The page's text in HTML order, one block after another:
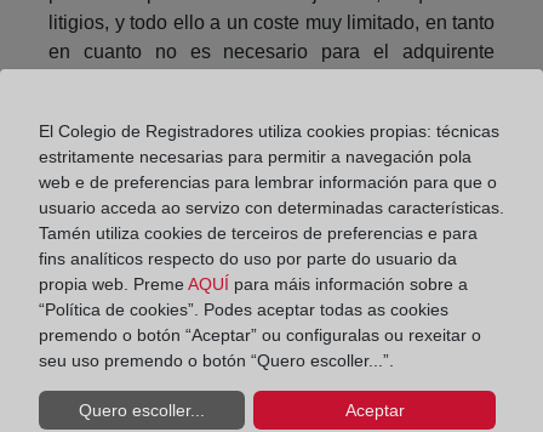
litigios, y todo ello a un coste muy limitado, en tanto
en cuanto no es necesario para el adquirente
necesidad de contratar algún tipo de seguro. En
cuanto a la disminución de la litigiosidad, es
consecuencia directa de la publicidad registral que,
por un lado, dificulta en extremo el ­fraude, al evitar
la venta de fincas gravadas como libres, y por otro
da seguridad a los derechos por la claridad en la
titulación que elimina las dudas sobre quién es o no
propietario y quiénes son titulares de derechos.
Las instituciones ejemplares y de larga tradición
consolidada como sucede con los registros de
El Colegio de Registradores utiliza cookies propias: técnicas
estritamente necesarias para permitir a navegación pola
web e de preferencias para lembrar información para que o
usuario acceda ao servizo con determinadas características.
Tamén utiliza cookies de terceiros de preferencias e para
fins analíticos respecto do uso por parte do usuario da
propia web. Preme AQUÍ para máis información sobre a
“Política de cookies”. Podes aceptar todas as cookies
premendo o botón “Aceptar” ou configuralas ou rexeitar o
seu uso premendo o botón “Quero escoller...”.
Quero escoller... Aceptar